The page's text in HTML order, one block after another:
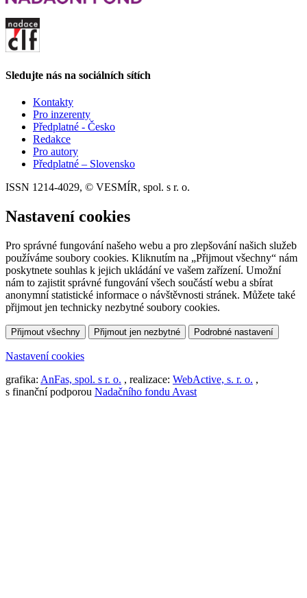
Sledujte nás na sociálních sítích
Kontakty
Pro inzerenty
Předplatné - Česko
Redakce
Pro autory
Předplatné – Slovensko
ISSN 1214-4029, © VESMÍR, spol. s r. o.
Nastavení cookies
Pro správné fungování našeho webu a pro zlepšování našich služeb
používáme soubory cookies. Kliknutím na „Přijmout všechny“ nám
poskytnete souhlas k jejich ukládání ve vašem zařízení. Umožní
nám to zajistit správné fungování všech součástí webu a sbírat
anonymní statistické informace o návštěvnosti stránek. Můžete také
přijmout jen technicky nezbytné soubory cookies.
Přijmout všechny Přijmout jen nezbytné Podrobné nastavení
Nastavení cookies
grafika: AnFas, spol. s r. o. , realizace: WebActive, s. r. o. ,
s finanční podporou Nadačního fondu Avast